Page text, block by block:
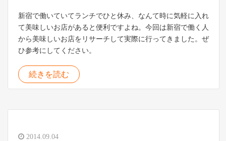
新宿で働いていてランチでひと休み、なんて時に気軽に入れ
て美味しいお店があると便利ですよね。今回は新宿で働く人
から美味しいお店をリサーチして実際に行ってきました。ぜ
ひ参考にしてください。
続きを読む
2014.09.04